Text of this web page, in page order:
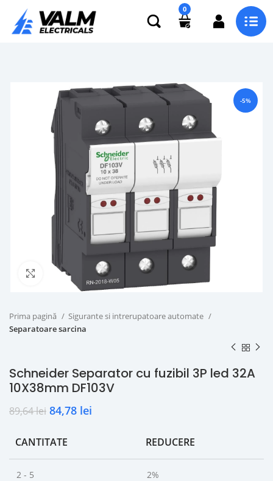
0
-5%
Click to enlarge
Prima pagină
Sigurante si intrerupatoare automate
Separatoare sarcina
Schneider Separator cu fuzibil 3P led 32A
10X38mm DF103V
89,64lei 84,78 lei
CANTITATE REDUCERE
2 - 5 2%